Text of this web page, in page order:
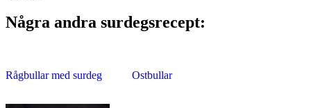
Några andra surdegsrecept:
Rågbullar med surdeg Ostbullar